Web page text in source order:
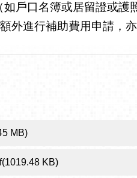
戶口名簿或居留證或護
外進行補助費用申請，
MB)
KB)